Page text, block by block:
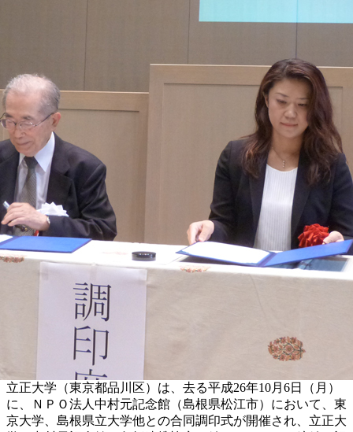
立正大学（東京都品川区）は、去る平成26年10月6日（月）
に、ＮＰＯ法人中村元記念館（島根県松江市）において、東
京大学、島根県立大学他との合同調印式が開催され、立正大